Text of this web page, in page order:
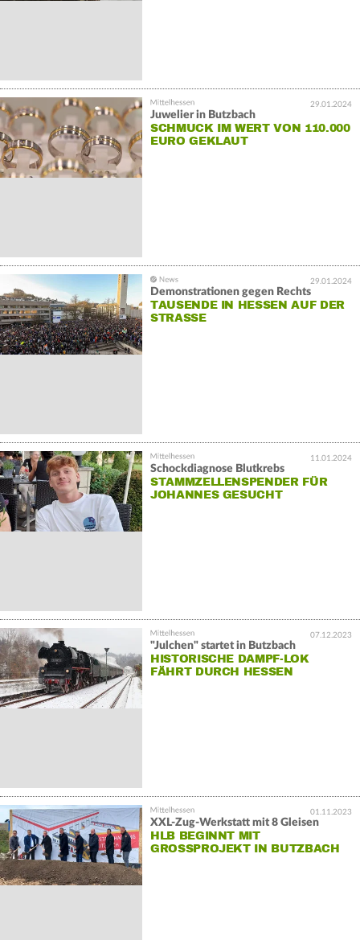
29.01.2024
Juwelier in Butzbach
SCHMUCK IM WERT VON 110.000
EURO GEKLAUT
29.01.2024
Demonstrationen gegen Rechts
TAUSENDE IN HESSEN AUF DER
STRASSE
11.01.2024
Schockdiagnose Blutkrebs
STAMMZELLENSPENDER FÜR
JOHANNES GESUCHT
07.12.2023
"Julchen" startet in Butzbach
HISTORISCHE DAMPF-LOK
FÄHRT DURCH HESSEN
01.11.2023
XXL-Zug-Werkstatt mit 8 Gleisen
HLB BEGINNT MIT
GROSSPROJEKT IN BUTZBACH